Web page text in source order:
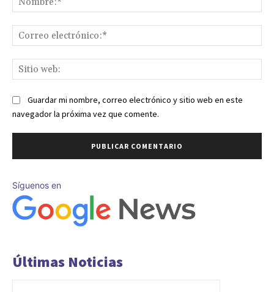
Guardar mi nombre, correo electrónico y sitio web en este
navegador la próxima vez que comente.
Síguenos en
Últimas Noticias